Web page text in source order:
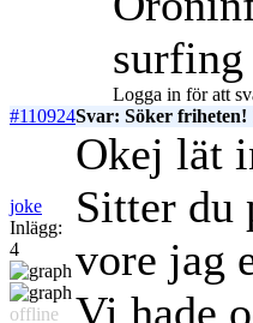
Logga in för att
#110924Svar: Söker friheten!
joke
Inlägg:
4
offline
Okej lät
Sitter du
vore jag
Vi hade